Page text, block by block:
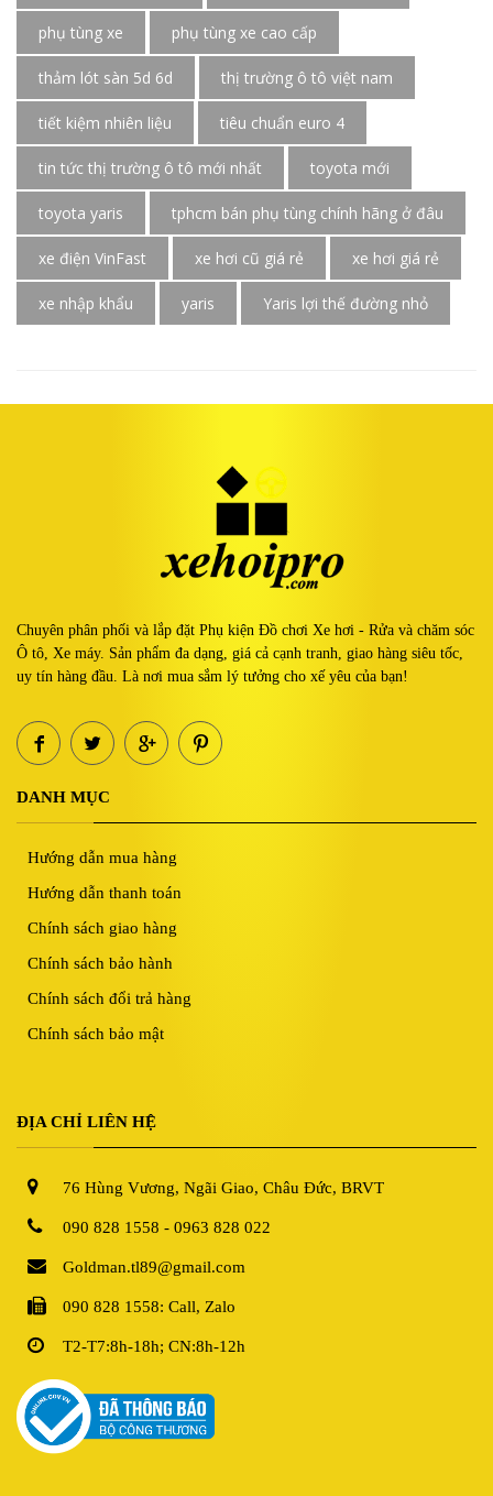
phụ tùng xe phụ tùng xe cao cấp
thảm lót sàn 5d 6d thị trường ô tô việt nam
tiết kiệm nhiên liệu tiêu chuẩn euro 4
tin tức thị trường ô tô mới nhất toyota mới
toyota yaris tphcm bán phụ tùng chính hãng ở đâu
xe điện VinFast xe hơi cũ giá rẻ xe hơi giá rẻ
xe nhập khẩu yaris Yaris lợi thế đường nhỏ
Chuyên phân phối và lắp đặt Phụ kiện Đồ chơi Xe hơi - Rửa và chăm sóc
Ô tô, Xe máy. Sản phẩm đa dạng, giá cả cạnh tranh, giao hàng siêu tốc,
uy tín hàng đầu. Là nơi mua sắm lý tưởng cho xế yêu của bạn!
DANH MỤC
Hướng dẫn mua hàng
Hướng dẫn thanh toán
Chính sách giao hàng
Chính sách bảo hành
Chính sách đổi trả hàng
Chính sách bảo mật
ĐỊA CHỈ LIÊN HỆ
76 Hùng Vương, Ngãi Giao, Châu Đức, BRVT
090 828 1558 - 0963 828 022
Goldman.tl89@gmail.com
090 828 1558: Call, Zalo
T2-T7:8h-18h; CN:8h-12h